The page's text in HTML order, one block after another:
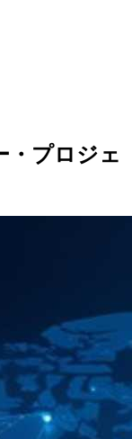
・プロジェ